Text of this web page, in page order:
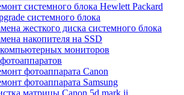
системного блока Hewlett Packard
системного блока
жесткого диска системного блока
накопителя на SSD
мониторов
фотоаппарата Canon
фотоаппарата Samsung
матрицы Canon 5d mark ii